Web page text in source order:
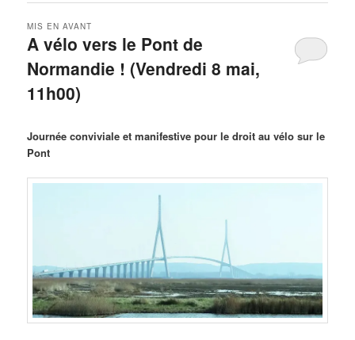
A vélo vers le Pont de
Normandie ! (Vendredi 8 mai,
11h00)
MIS EN AVANT
Journée conviviale et manifestive pour le droit au vélo sur le
Pont